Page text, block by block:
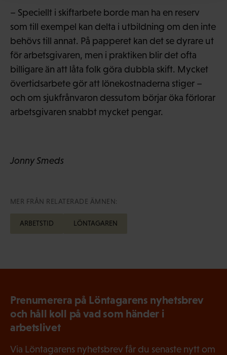
– Speciellt i skiftarbete borde man ha en reserv
som till exempel kan delta i utbildning om den inte
behövs till annat. På papperet kan det se dyrare ut
för arbetsgivaren, men i praktiken blir det ofta
billigare än att låta folk göra dubbla skift. Mycket
övertidsarbete gör att lönekostnaderna stiger –
och om sjukfrånvaron dessutom börjar öka förlorar
arbetsgivaren snabbt mycket pengar.
Jonny Smeds
MER FRÅN RELATERADE ÄMNEN:
ARBETSTID LÖNTAGAREN
Prenumerera på Löntagarens nyhetsbrev
och håll koll på vad som händer i
arbetslivet
Via Löntagarens nyhetsbrev får du senaste nytt om